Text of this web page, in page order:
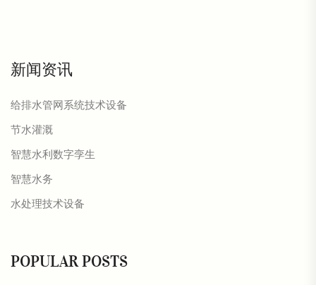
新闻资讯
给排水管网系统技术设备
节水灌溉
智慧水利数字孪生
智慧水务
水处理技术设备
POPULAR POSTS